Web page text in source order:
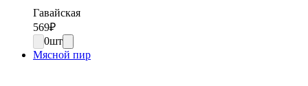
Гавайская
569₽
0шт
Мясной пир